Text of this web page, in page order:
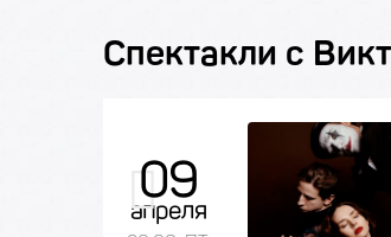
Спектакли с
09
апреля